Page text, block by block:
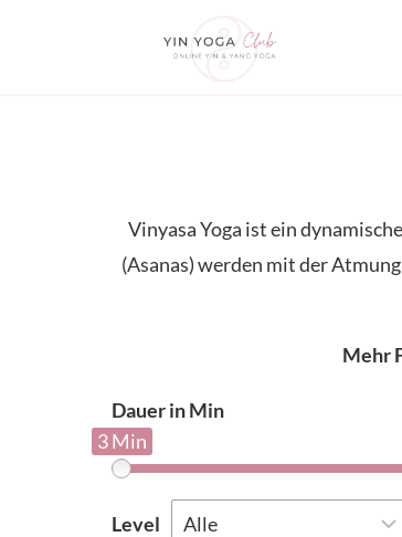
Vinyasa Yoga ist ein
(Asanas) werden mit der
Mehr
Dauer in Min
3 Min
Level